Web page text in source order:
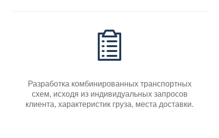
Разработка комбинированных транспортных
схем, исходя из индивидуальных запросов
клиента, характеристик груза, места доставки.